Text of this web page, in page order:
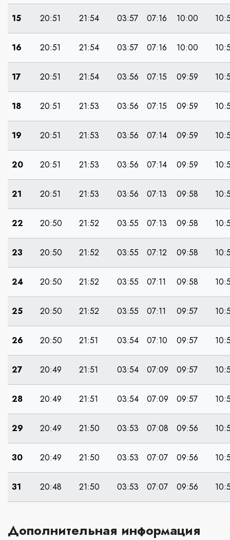
15 20:51 21:54 03:57 07:16 10:00
16 20:51 21:54 03:57 07:16 10:00
17 20:51 21:54 03:56 07:15 09:59
18 20:51 21:53 03:56 07:15 09:59
19 20:51 21:53 03:56 07:14 09:59
20 20:51 21:53 03:56 07:14 09:59
21 20:51 21:53 03:56 07:13 09:58
22 20:50 21:52 03:55 07:13 09:58
23 20:50 21:52 03:55 07:12 09:58
24 20:50 21:52 03:55 07:11 09:58
25 20:50 21:52 03:55 07:11 09:57
26 20:50 21:51 03:54 07:10 09:57
27 20:49 21:51 03:54 07:09 09:57
28 20:49 21:51 03:54 07:09 09:57
29 20:49 21:50 03:53 07:08 09:56
30 20:49 21:50 03:53 07:07 09:56
31 20:48 21:50 03:53 07:07 09:56
Дополнительная информация